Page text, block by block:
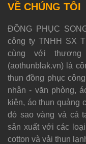
VỀ CHÚNG TÔI
ĐỒNG PHỤC
công ty TNHH SX
cùng với
(aothunblak.vn) là
thun đồng phục
nhân - văn phòng,
kiện, áo thun quảng
đỏ sao vàng và cả
sản xuất với các
cotton và vải thun